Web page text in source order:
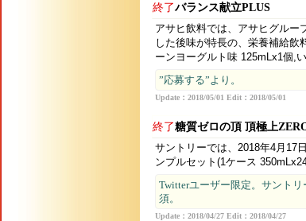
終了バランス献立PLUS
アサヒ飲料では、アサヒグルー
した後味が特長の、栄養補給飲
ーンヨーグルト味 125mLx1個,
”応募する”より。
Update：2018/05/01 Edit：2018/05/01
終了糖質ゼロの頂 頂極上
サントリーでは、2018年4月17
ンプルセット(1ケース
Twitterユーザー限定。サント
須。
Update：2018/04/27 Edit：2018/04/27